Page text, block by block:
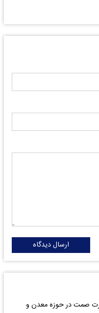
ارسال دیدگاه
عملکرد وزارت صمت در حوزه معدن و